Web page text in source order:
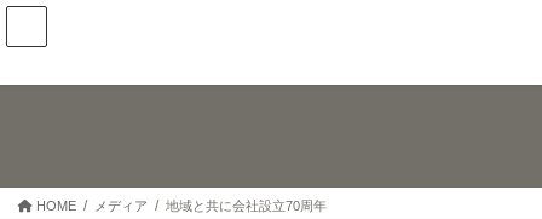
コ
ン
キ
ナ
ー
に
HOME メディア 地域と共に会社設立70周年